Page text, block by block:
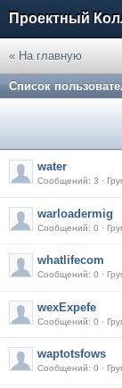
Проектный
« На главную
Список
water
Сообщений: 3 ·
warloadermig
Сообщений: 0 ·
whatlifecom
Сообщений: 0 ·
wexExpefe
Сообщений: 0 ·
waptotsfows
Сообщений: 0 ·